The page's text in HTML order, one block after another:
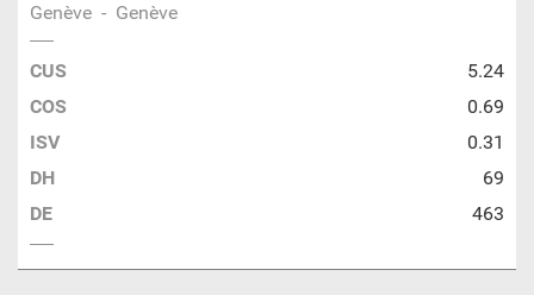
Genève - Genève
CUS
5.24
COS
0.69
ISV
0.31
DH
69
DE
463